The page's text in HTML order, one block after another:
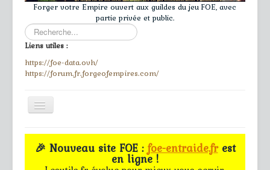
Forger votre Empire ouvert aux guildes du jeu FOE, avec
partie privée et public.
Rechercher
Liens utiles :
https://foe-data.ovh/
https://forum.fr.forgeofempires.com/
Toggle
Navigation
≡
Accueil
🎉 Nouveau site FOE :foe-entraide.frest
en ligne !